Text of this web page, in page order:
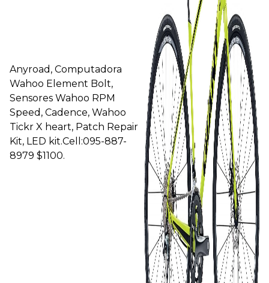
Anyroad, Computadora
Wahoo Element Bolt,
Sensores Wahoo RPM
Speed, Cadence, Wahoo
Tickr X heart, Patch Repair
Kit, LED kit.Cell:095-887-
8979 $1100.